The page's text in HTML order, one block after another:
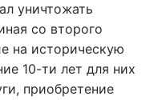
уничтожать
со второго
на историческую
10-ти лет для них
приобретение